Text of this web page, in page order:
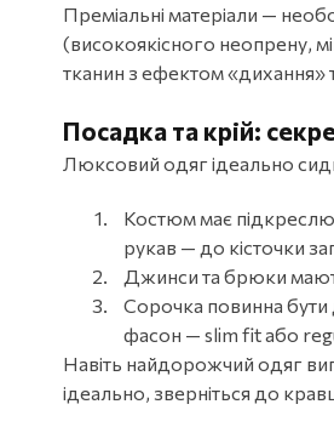
Преміальні матеріали —
(високоякісного неопрену,
тканин з ефектом
Посадка та крій:
Люксовий одяг ідеально
Костюм має
рукав — до кісточки
Джинси та брюки мають
Сорочка повинна
фасон — slim fit або
Навіть найдорожчий одяг
ідеально, зверніться до